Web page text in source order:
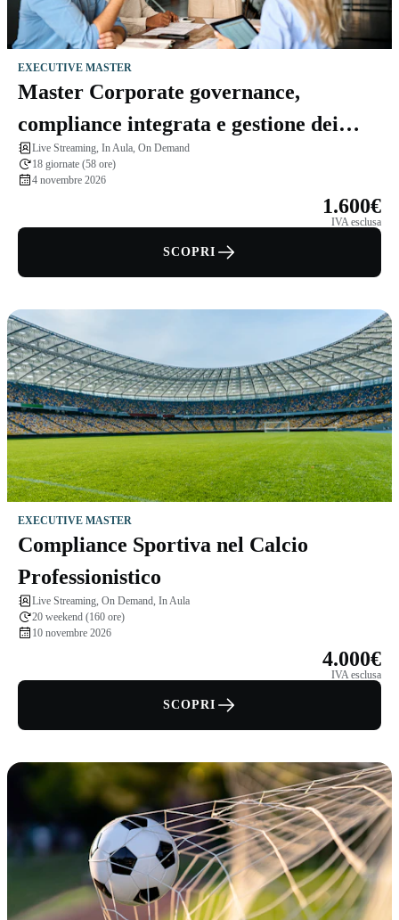
EXECUTIVE MASTER
Master Corporate governance,
compliance integrata e gestione dei
rischi
Live Streaming, In Aula, On Demand
18 giornate (58 ore)
4 novembre 2026
1.600€
IVA esclusa
SCOPRI
EXECUTIVE MASTER
Compliance Sportiva nel Calcio
Professionistico
Live Streaming, On Demand, In Aula
20 weekend (160 ore)
10 novembre 2026
4.000€
IVA esclusa
SCOPRI